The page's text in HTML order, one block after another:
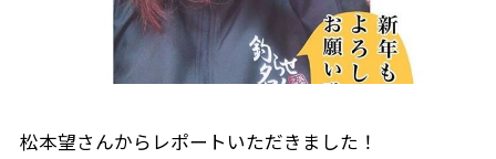
松本望さんからレポートいただきました！